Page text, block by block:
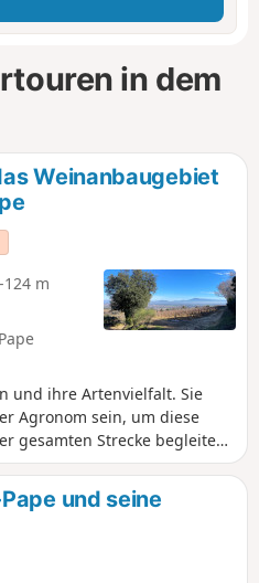
in dem
Weinanbaugebiet
-124 m
und ihre Artenvielfalt. Sie
Agronom sein, um diese
gesamten Strecke begleiten
und Anekdoten. Bei
Tour (zusätzliche 4 km)
und seine